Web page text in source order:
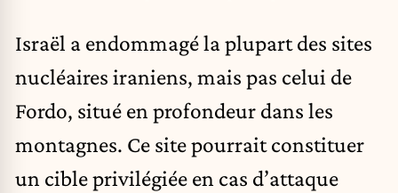
Israël a endommagé la plupart des sites
nucléaires iraniens, mais pas celui de
Fordo, situé en profondeur dans les
montagnes. Ce site pourrait constituer
un cible privilégiée en cas d’attaque